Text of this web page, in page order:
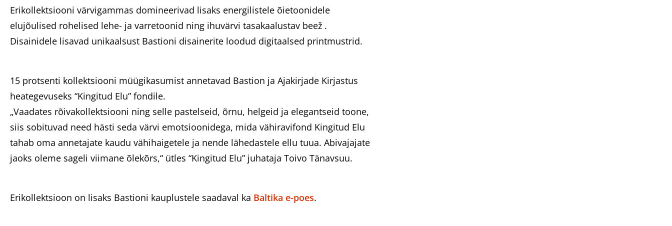
Erikollektsiooni värvigammas domineerivad lisaks energilistele õietoonidele
elujõulised rohelised lehe- ja varretoonid ning ihuvärvi tasakaalustav beež .
Disainidele lisavad unikaalsust Bastioni disainerite loodud digitaalsed printmustrid.
15 protsenti kollektsiooni müügikasumist annetavad Bastion ja Ajakirjade Kirjastus
heategevuseks “Kingitud Elu” fondile.
„Vaadates rõivakollektsiooni ning selle pastelseid, õrnu, helgeid ja elegantseid toone,
siis sobituvad need hästi seda värvi emotsioonidega, mida vähiravifond Kingitud Elu
tahab oma annetajate kaudu vähihaigetele ja nende lähedastele ellu tuua. Abivajajate
jaoks oleme sageli viimane õlekõrs,“ ütles “Kingitud Elu” juhataja Toivo Tänavsuu.
Erikollektsioon on lisaks Bastioni kauplustele saadaval ka Baltika e-poes.